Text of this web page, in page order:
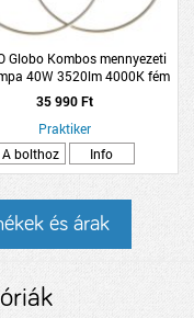
Globo Kombos mennyezeti
40W 3520lm 4000K fém
nikkel
35 990 Ft
Praktiker
A bolthoz
Info
és árak